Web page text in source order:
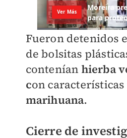
Fueron detenidos
de bolsitas
contenían hierba
con
marihuana.
Cierre de